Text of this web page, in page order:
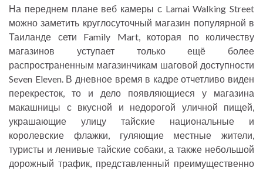
На переднем плане веб камеры с Lamai Walking Street
можно заметить круглосуточный магазин популярной в
Таиланде сети Family Mart, которая по количеству
магазинов уступает только ещё более
распространенным магазинчикам шаговой доступности
Seven Eleven. В дневное время в кадре отчетливо виден
перекресток, то и дело появляющиеся у магазина
макашницы с вкусной и недорогой уличной пищей,
украшающие улицу тайские национальные и
королевские флажки, гуляющие местные жители,
туристы и ленивые тайские собаки, а также небольшой
дорожный трафик, представленный преимущественно